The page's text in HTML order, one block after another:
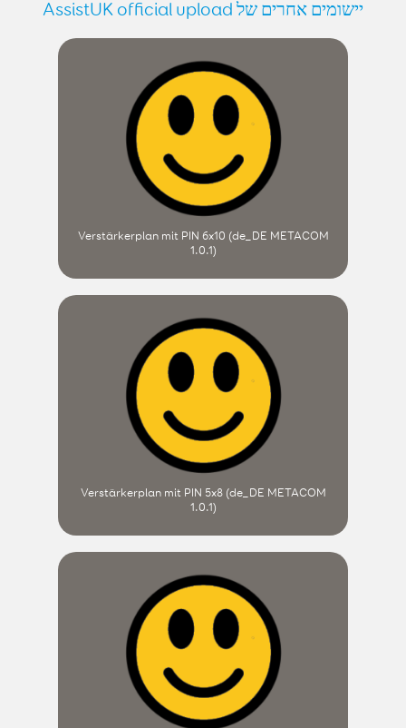
יישומים אחרים של AssistUK official upload
Verstärkerplan mit PIN 6x10 (de_DE METACOM
1.0.1)
Verstärkerplan mit PIN 5x8 (de_DE METACOM
1.0.1)